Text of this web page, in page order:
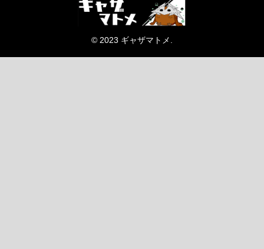
© 2023 ギャザマトメ.